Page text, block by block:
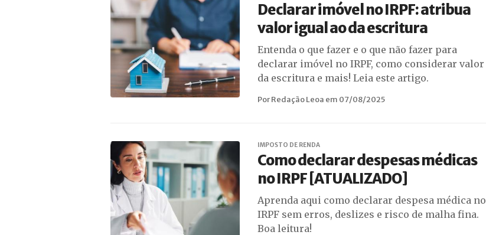
Declarar imóvel no IRPF: atribua
valor igual ao da escritura
Entenda o que fazer e o que não fazer para
declarar imóvel no IRPF, como considerar valor
da escritura e mais! Leia este artigo.
Por Redação Leoa em 07/08/2025
IMPOSTO DE RENDA
Como declarar despesas médicas
no IRPF [ATUALIZADO]
Aprenda aqui como declarar despesa médica no
IRPF sem erros, deslizes e risco de malha fina.
Boa leitura!